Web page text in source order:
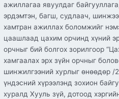
ажиллагаа явуулдаг
эрдэмтэн, багш, судлаач,
хамтран ажиллах боломжийг
цаашлаад цахим орчинд хүний
орчныг бий болгох зорилгоор
хамгаалах эрх зүйн орчныг
шинжилгээний хурлыг өнөөдөр /
үндэсний хүрээлэнд зохион
хуралд Хууль зүй, дотоод